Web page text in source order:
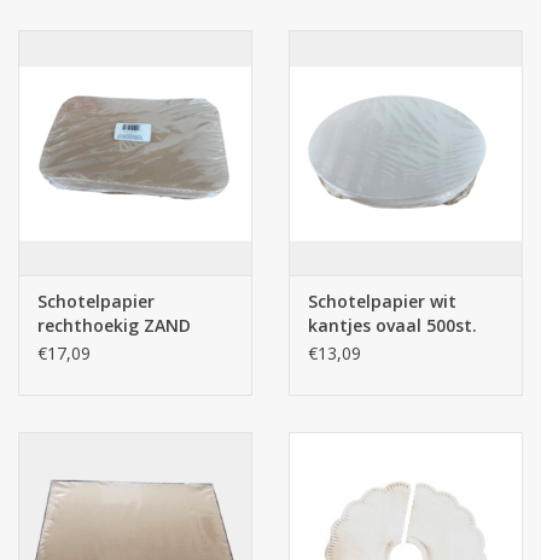
Schotelpapier
rechthoekig ZAND
kleur 500st. (14x24cm)
€17,09
Schotelpapier wit
kantjes ovaal 500st.
(24x16cm)
€13,09